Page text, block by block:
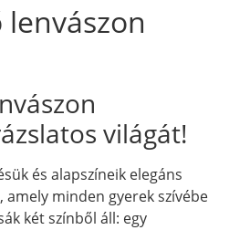
lenvászon
világát!
és alapszíneik elegáns
minden gyerek szívébe
két színből áll: egy